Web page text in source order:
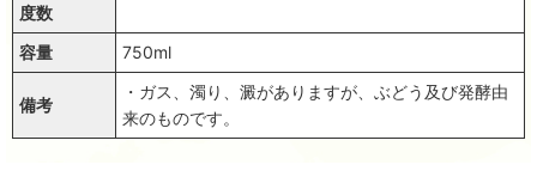
度数
容量 750ml
備考
・ガス、濁り、澱がありますが、ぶどう及び発酵由
来のものです。